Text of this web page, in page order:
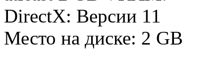
DirectX: Версии 11
Место на диске: 2 GB